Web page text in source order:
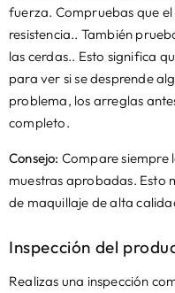
fuerza. Compruebas que
resistencia.. También
las cerdas.. Esto significa
para ver si se desprende
problema, los arreglas
completo.
Consejo: Compare siempre
muestras aprobadas. Esto
de maquillaje de alta
Inspección del
Realizas una inspección